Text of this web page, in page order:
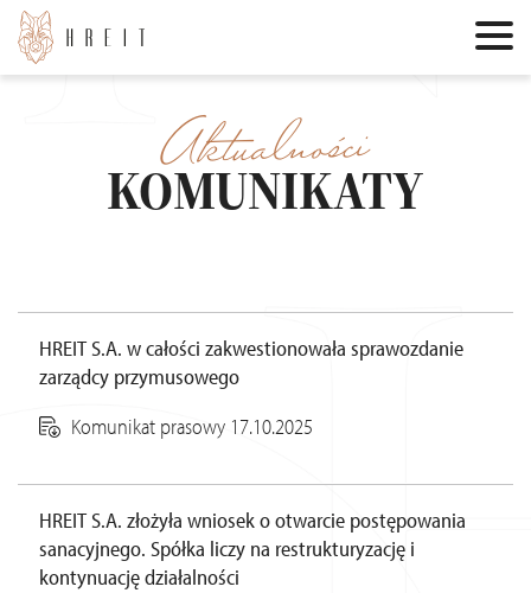
Aktualności
KOMUNIKATY
HREIT S.A. w całości zakwestionowała sprawozdanie
zarządcy przymusowego
Komunikat prasowy 17.10.2025
HREIT S.A. złożyła wniosek o otwarcie postępowania
sanacyjnego. Spółka liczy na restrukturyzację i
kontynuację działalności